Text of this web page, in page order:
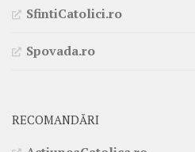
SfintiCatolici.ro
Spovada.ro
RECOMANDĂRI